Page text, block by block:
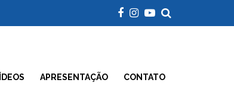
APRESENTAÇÃO CONTATO